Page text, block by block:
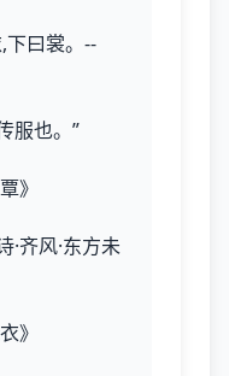
下曰裳。--
服也。”
》
·齐风·东方未
》